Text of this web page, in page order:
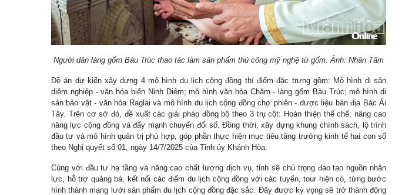
Người dân làng gốm Bàu Trúc thao tác làm sản phẩm thủ công mỹ nghệ từ gốm. Ảnh: Nhân Tâm
Đề án dự kiến xây dựng 4 mô hình du lịch cộng đồng thí điểm đặc trưng gồm: Mô hình di sản
diêm nghiệp - văn hóa biển Ninh Diêm; mô hình văn hóa Chăm - làng gốm Bàu Trúc; mô hình di
sản bảo vật - văn hóa Raglai và mô hình du lịch cộng đồng chợ phiên - dược liệu bản địa Bác Ái
Tây. Trên cơ sở đó, đề xuất các giải pháp đồng bộ theo 3 trụ cột: Hoàn thiện thể chế, nâng cao
năng lực cộng đồng và đẩy mạnh chuyển đổi số. Đồng thời, xây dựng khung chính sách, lộ trình
đầu tư và mô hình quản trị phù hợp, góp phần thực hiện mục tiêu tăng trưởng kinh tế hai con số
theo Nghị quyết số 01, ngày 14/7/2025 của Tỉnh ủy Khánh Hòa.
Cùng với đầu tư hạ tầng và nâng cao chất lượng dịch vụ, tỉnh sẽ chú trọng đào tạo nguồn nhân
lực, hỗ trợ quảng bá, kết nối các điểm du lịch cộng đồng với các tuyến, tour hiện có, từng bước
hình thành mạng lưới sản phẩm du lịch cộng đồng đặc sắc. Đây được kỳ vọng sẽ trở thành động